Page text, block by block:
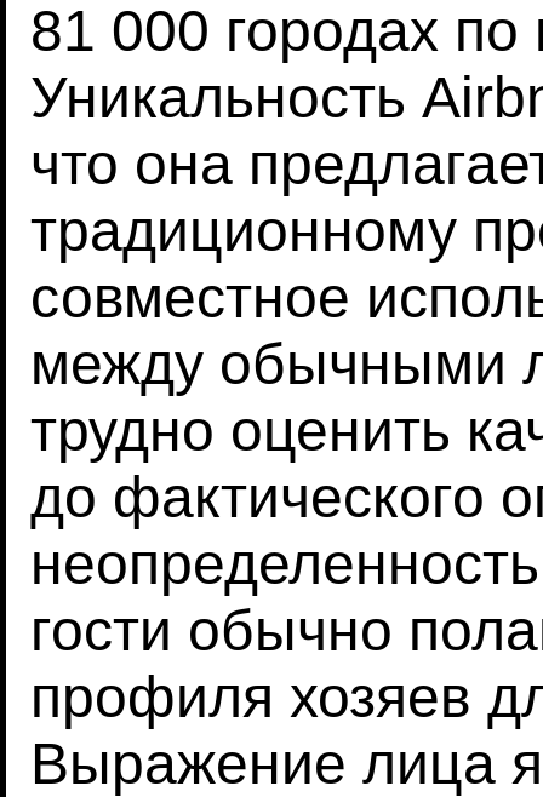
81 000 городах
Уникальность
что она
традиционному
совместное
между обычными
трудно оценить
до фактического
гости обычно
профиля хозяев
Выражение лица